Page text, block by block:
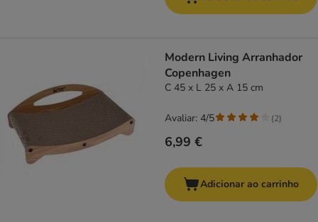
Modern Living Arranhador
Copenhagen
C 45 x L 25 x A 15 cm
6,99 €
Avaliar: 4/5 (2)
Adicionar ao carrinho